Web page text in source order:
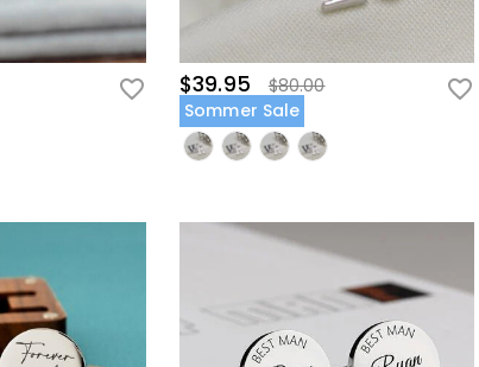
$39.95
$80.00
Sommer Sale